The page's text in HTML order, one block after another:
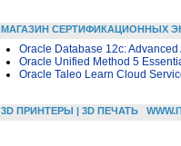
МАГАЗИН СЕРТИФИКАЦИОННЫХ
Oracle Database 12c:
Oracle Unified Method 5
Oracle Taleo Learn Cloud
3D ПРИНТЕРЫ | 3D ПЕЧАТЬ